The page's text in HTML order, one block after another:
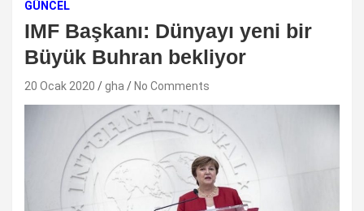
GÜNCEL
IMF Başkanı: Dünyayı yeni bir
Büyük Buhran bekliyor
20 Ocak 2020 gha No Comments